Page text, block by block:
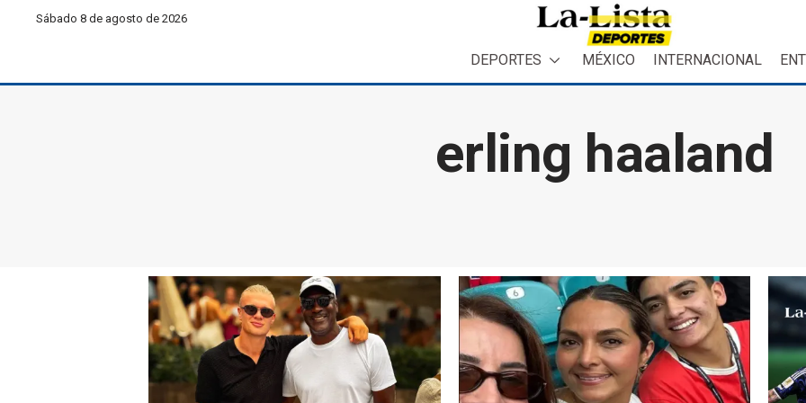
Sábado 8 de agosto de 2026
DEPORTES MÉXICO INTERNACIONAL
erling haaland